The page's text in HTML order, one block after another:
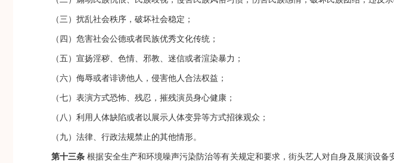
（三）扰乱社会秩序，破坏社会稳定；
（四）危害社会公德或者民族优秀文化传统；
（五）宣扬淫秽、色情、邪教、迷信或者渲染暴力；
（六）侮辱或者诽谤他人，侵害他人合法权益；
（七）表演方式恐怖、残忍，摧残演员身心健康；
（八）利用人体缺陷或者以展示人体变异等方式招徕观众；
（九）法律、行政法规禁止的其他情形。
第十三条 根据安全生产和环境噪声污染防治等有关规定和要求，街头艺人对自身及展演设